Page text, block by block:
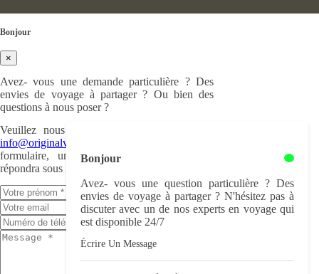
Bonjour
Avez- vous une question particulière ? Des
envies de voyage à partager ? N'hésitez pas à
discuter avec un de nos experts en voyage qui
est disponible 24/7
Écrire Un Message
Bonjour
×
Avez- vous une demande particulière ? Des
envies de voyage à partager ? Ou bien des
questions à nous poser ?
Veuillez nous nous écrire à cette adresse :
info@originalvietnam.com
formulaire, un de nos experts en voyage
répondra sous 24h.